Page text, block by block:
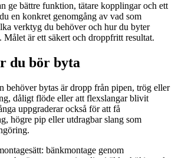
ge bättre funktion, tätare kopplingar och ett
en konkret genomgång av vad som
verktyg du behöver och hur du byter
Målet är ett säkert och droppfritt resultat.
du bör byta
behöver bytas är dropp från pipen, trög eller
dåligt flöde eller att flexslangar blivit
uppgraderar också för att få
högre pip eller utdragbar slang som
bänkmontage genom